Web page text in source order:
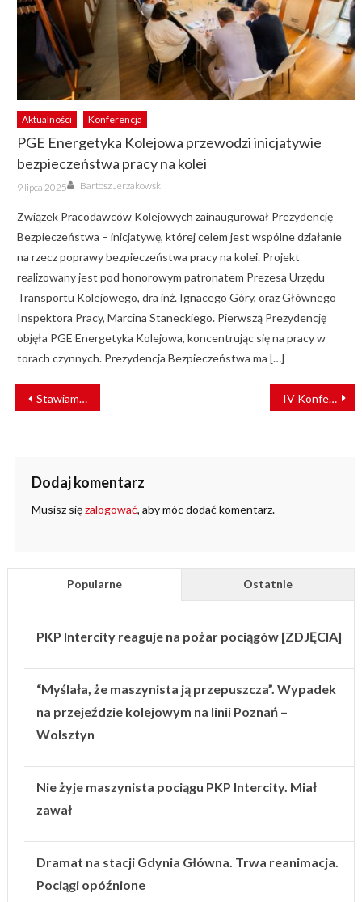
Aktualności Konferencja
PGE Energetyka Kolejowa przewodzi inicjatywie
bezpieczeństwa pracy na kolei
Posted
on
9 lipca 2025 Author
Bartosz Jerzakowski
Związek Pracodawców Kolejowych zainaugurował Prezydencję
Bezpieczeństwa – inicjatywę, której celem jest wspólne działanie
na rzecz poprawy bezpieczeństwa pracy na kolei. Projekt
realizowany jest pod honorowym patronatem Prezesa Urzędu
Transportu Kolejowego, dra inż. Ignacego Góry, oraz Głównego
Inspektora Pracy, Marcina Staneckiego. Pierwszą Prezydencję
objęła PGE Energetyka Kolejowa, koncentrując się na pracy w
torach czynnych. Prezydencja Bezpieczeństwa ma […]
NAWIGACJA
WPISU
Stawiamy na dynamiczny rozwój IV Konferencja Techniczno-Naprawcza „PKP Intercity” S.A.
Dodaj komentarz
Musisz sięzalogować, aby móc dodać komentarz.
Popularne Ostatnie
PKP Intercity reaguje na pożar pociągów [ZDJĘCIA]
“Myślała, że maszynista ją przepuszcza”. Wypadek
na przejeździe kolejowym na linii Poznań –
Wolsztyn
Nie żyje maszynista pociągu PKP Intercity. Miał
zawał
Dramat na stacji Gdynia Główna. Trwa reanimacja.
Pociągi opóźnione